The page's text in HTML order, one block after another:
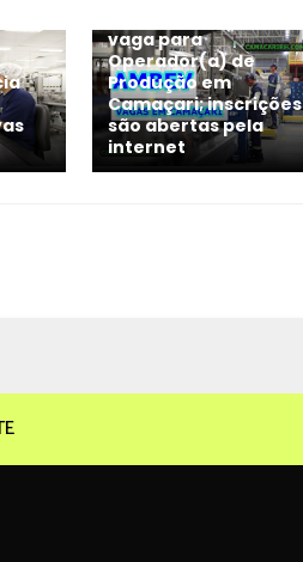
vaga para
Operador(a) de
Produção em
Camaçari; inscrições
são abertas pela
internet